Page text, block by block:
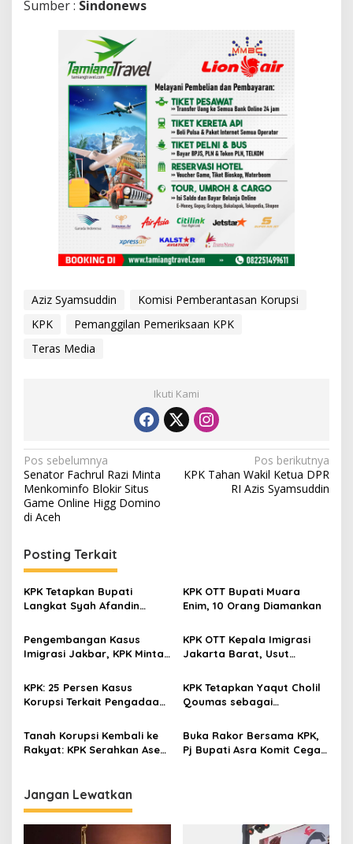
Sumber : Sindonews
Aziz Syamsuddin
Komisi Pemberantasan Korupsi
KPK
Pemanggilan Pemeriksaan KPK
Teras Media
Ikuti Kami
N
a
v
g
a
s
p
o
s
Pos sebelumnya
Senator Fachrul Razi Minta
Menkominfo Blokir Situs
Game Online Higg Domino
di Aceh
Pos berikutnya
KPK Tahan Wakil Ketua DPR
RI Azis Syamsuddin
Posting Terkait
KPK Tetapkan Bupati
Langkat Syah Afandin
Proyek
KPK OTT Bupati Muara
Enim, 10 Orang Diamankan
Pengembangan Kasus
Imigrasi Jakbar, KPK Minta
Menyerahkan Diri
KPK OTT Kepala Imigrasi
Jakarta Barat, Usut
Pengurusan Dokumen WNA
KPK: 25 Persen Kasus
Korupsi Terkait Pengadaan,
Jahat”
KPK Tetapkan Yaqut Cholil
Qoumas sebagai
Haji
Tanah Korupsi Kembali ke
Rakyat: KPK Serahkan Aset
Buka Rakor Bersama KPK,
Pj Bupati Asra Komit Cegah
Jangan Lewatkan